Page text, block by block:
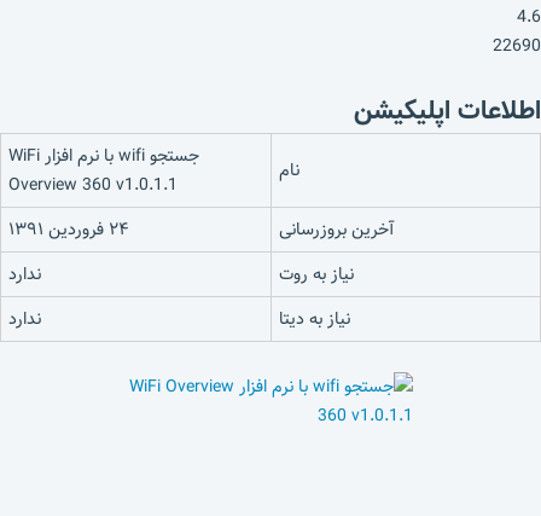
4.6
22690
اطلاعات اپلیکیشن
نام
جستجو wifi با نرم افزار WiFi
Overview 360 v1.0.1.1
آخرین بروزرسانی
۲۴ فروردین ۱۳۹۱
نیاز به روت
ندارد
نیاز به دیتا
ندارد